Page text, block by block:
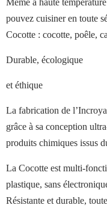
Même à haute
pouvez cuisiner en toute
Cocotte : cocotte, poêle,
Durable, écologique
et éthique
La fabrication de l’
grâce à sa conception
produits chimiques issus
La Cocotte est multi-
plastique, sans
Résistante et durable,